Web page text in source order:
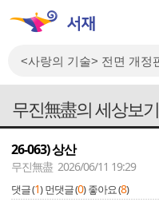
무진無盡의 세상보기
26-063) 상산
무진無盡 2026/06/11 19:29
댓글 (1) 먼댓글 (0) 좋아요 (8)